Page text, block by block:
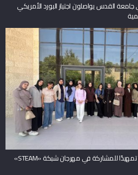
القدس يواصلون اجتياز البورد الأمريكي
جامعة القدس تختتم تدريبًا طلابيًا تمهيدًا للمشاركة في مهرجان شبكة «STEAM»